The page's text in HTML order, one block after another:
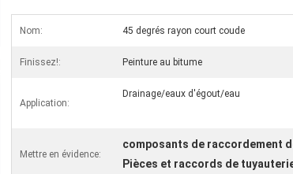
Nom: 45 degrés rayon court coude
Finissez!: Peinture au bitume
Application:
Drainage/eaux d'égout/eau
Mettre en évidence:
composants de raccordement
Pièces et raccords de